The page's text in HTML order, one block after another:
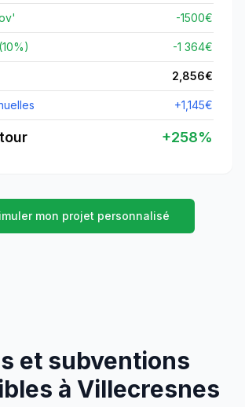
-1500€
-1 364€
2,856€
+1,145€
+258%
mon projet personnalisé
et subventions
à Villecresnes